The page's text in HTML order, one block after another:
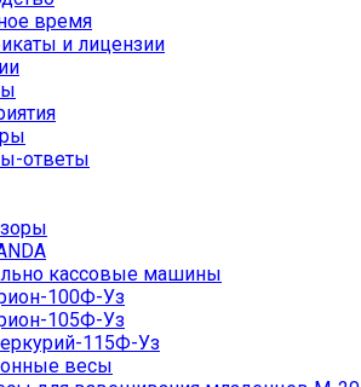
время
и лицензии
ответы
кассовые машины
100Ф-Уз
105Ф-Уз
115Ф-Уз
весы